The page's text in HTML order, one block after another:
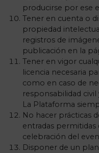
producirse por ese
Tener en cuenta o
propiedad
registros de
publicación en la
Tener en vigor
licencia necesaria
como en caso de
responsabilidad
La Plataforma
No hacer prácticas
entradas permitidas
celebración del
Disponer de un